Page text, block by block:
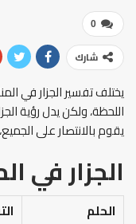
0
شارك
يختلف تفسير الجزار في
اللحظة، ولكن يدل رؤية
يقوم بالانتصار على
الجزار في
الحلم